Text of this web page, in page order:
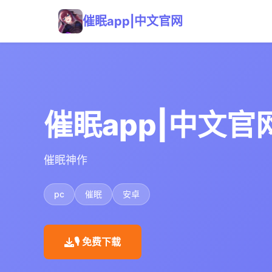
催眠app|中文官网
催眠app|中文官
催眠神作
pc 催眠 安卓
🎙️ 免费下载